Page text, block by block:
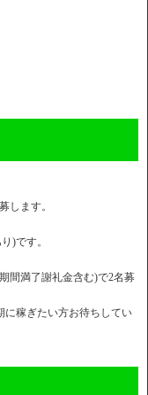
します。
)です。
間満了謝礼金含む)で2名募
に稼ぎたい方お待ちしてい